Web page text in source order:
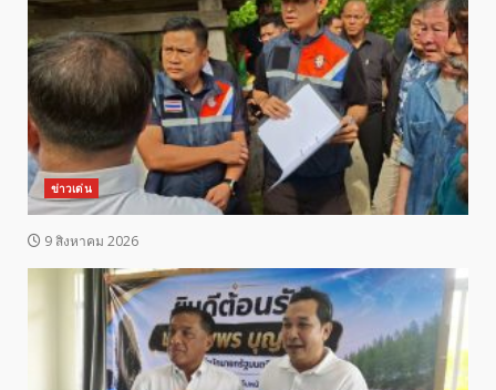
ข่าวเด่น
9 สิงหาคม 2026